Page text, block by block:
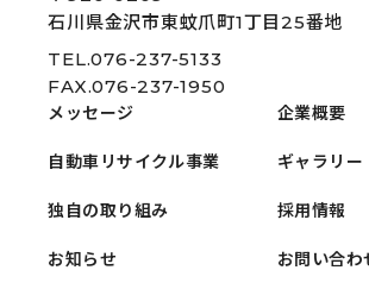
石川県金沢市東蚊爪町1丁目25番地
TEL.076-237-5133
FAX.076-237-1950
メッセージ
自動車リサイクル事業
独自の取り組み
お知らせ
企業概要
ギャラリー
採用情報
お問い合わ